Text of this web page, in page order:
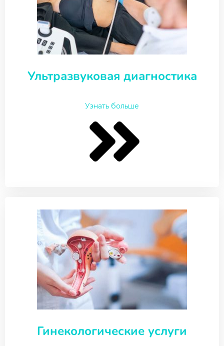
Ультразвуковая диагностика
Узнать больше
Гинекологические услуги